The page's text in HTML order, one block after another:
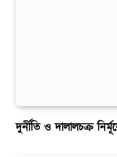
দুর্নীতি ও দালালচক্র